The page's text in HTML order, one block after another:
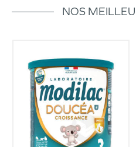
NOS